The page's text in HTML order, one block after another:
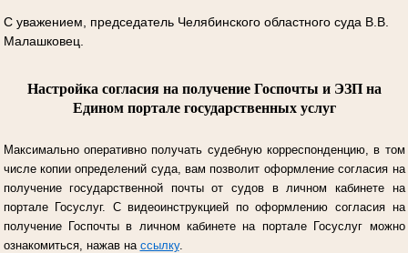
С уважением, председатель Челябинского областного суда В.В.
Малашковец.
Настройка согласия на получение Госпочты и ЭЗП на
Едином портале государственных услуг
Максимально оперативно получать судебную корреспонденцию, в том
числе копии определений суда, вам позволит оформление согласия на
получение государственной почты от судов в личном кабинете на
портале Госуслуг. С видеоинструкцией по оформлению согласия на
получение Госпочты в личном кабинете на портале Госуслуг можно
ознакомиться, нажав на ссылку.